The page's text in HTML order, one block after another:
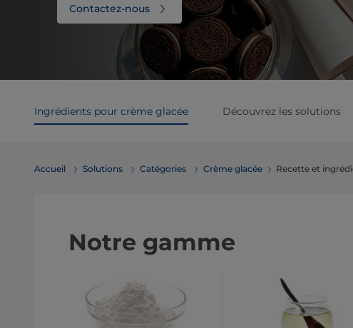
Contactez-nous
Ingrédients pour crème glacée Découvrez les solutions
Accueil Solutions Catégories Crème glacée Recette et
Notre gamme